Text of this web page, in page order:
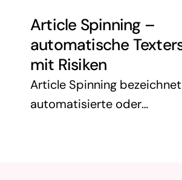
Blog
Article Spinning –
automatische
mit Risiken
Article Spinning
automatisierte oder